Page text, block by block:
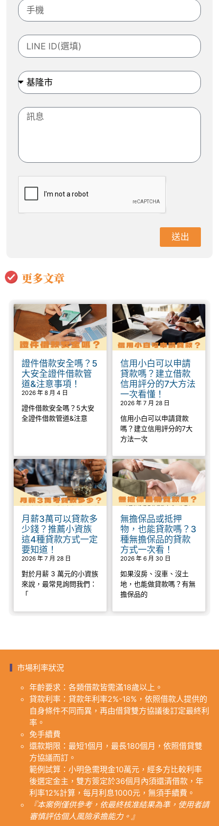
送出
更多文章
證件借款安全嗎？5
大安全證件借款管
道&注意事項！
2026 年 8 月 4 日
證件借款安全嗎？5大安
全證件借款管道&注意
信用小白可以申請
貸款嗎？建立借款
信用評分的7大方法
一次看懂！
2026 年 7 月 28 日
信用小白可以申請貸款
嗎？建立信用評分的7大
方法一次
月薪3萬可以貸款多
少錢？推薦小資族
這4種貸款方式一定
要知道！
2026 年 7 月 28 日
對於月薪 3 萬元的小資族
來說，最常見詢問我們：
「
無擔保品或抵押
物，也能貸款嗎？3
種無擔保品的貸款
方式一次看！
2026 年 6 月 30 日
如果沒房、沒車、沒土
地，也能做貸款嗎？有無
擔保品的
市場利率狀況
年齡要求：各類借款皆需滿18歲以上。
貸款利率：貸款年利率2%-18%，依照借款人提供的
自身條件不同而異，再由借貸雙方協議後訂定最終利
率。
免手續費
還款期限：最短1個月，最長180個月，依照借貸雙
方協議而訂。
範例試算：小明急需現金10萬元，經多方比較利率
後選定金主，雙方簽定於36個月內須還清借款，年
利率12%計算，每月利息1000元，無須手續費。
『本案例僅供參考，依最終核准結果為準，使用者請
審慎評估個人風險承擔能力。』